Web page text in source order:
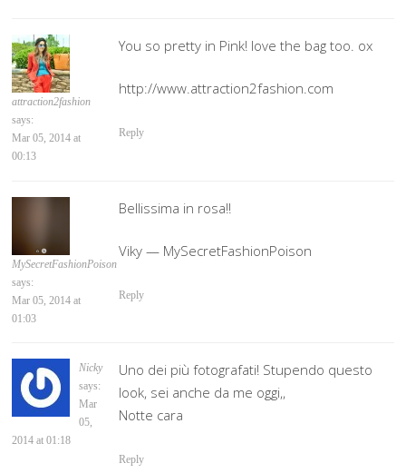
attraction2fashion
says:
Mar 05, 2014 at
00:13
You so pretty in Pink! love the bag too. ox
http://www.attraction2fashion.com
Reply
MySecretFashionPoison
says:
Mar 05, 2014 at
01:03
Bellissima in rosa!!
Viky — MySecretFashionPoison
Reply
Nicky
says:
Mar
05,
2014 at 01:18
Uno dei più fotografati! Stupendo questo
look, sei anche da me oggi,,
Notte cara
Reply